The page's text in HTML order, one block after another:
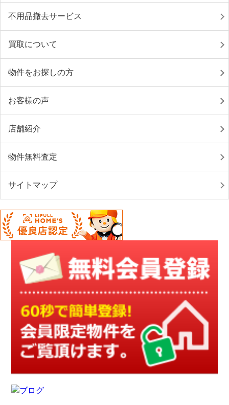
不用品撤去サービス
買取について
物件をお探しの方
お客様の声
店舗紹介
物件無料査定
サイトマップ